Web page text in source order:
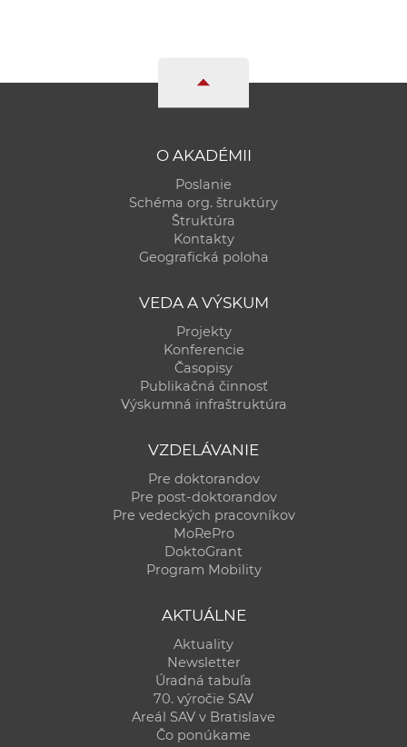
O AKADÉMII
Poslanie
Schéma org. štruktúry
Štruktúra
Kontakty
Geografická poloha
VEDA A VÝSKUM
Projekty
Konferencie
Časopisy
Publikačná činnosť
Výskumná infraštruktúra
VZDELÁVANIE
Pre doktorandov
Pre post-doktorandov
Pre vedeckých pracovníkov
MoRePro
DoktoGrant
Program Mobility
AKTUÁLNE
Aktuality
Newsletter
Úradná tabuľa
70. výročie SAV
Areál SAV v Bratislave
Čo ponúkame